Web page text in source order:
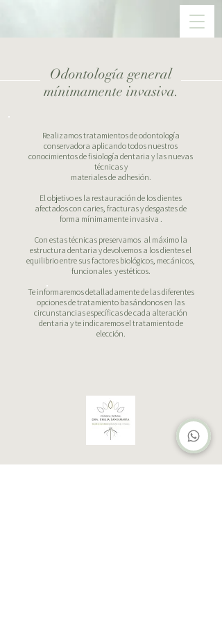
Odontología general
mínimamente invasiva.
Realizamos tratamientos de odontología
conservadora aplicando todos nuestros
conocimientos de fisiología dentaria y las nuevas
técnicas y
materiales de adhesión.
El objetivo es la restauración de los dientes
afectados con caries, fracturas y desgastes de
forma mínimamente invasiva .
Con estas técnicas preservamos al máximo la
estructura dentaria y devolvemos a los dientes el
equilibrio entre sus factores biológicos, mecánicos,
funcionales y estéticos.
Te informaremos detalladamente de las diferentes
opciones de tratamiento basándonos en las
circunstancias específicas de cada alteración
dentaria y te indicaremos el tratamiento de
elección.